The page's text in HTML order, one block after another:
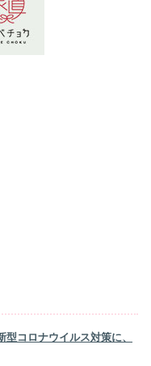
コロナウイルス対策に、